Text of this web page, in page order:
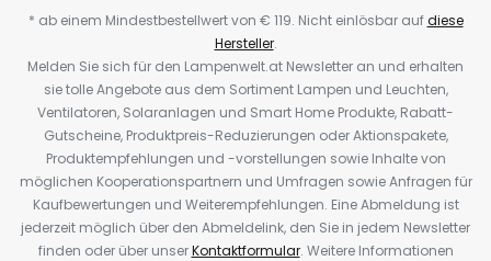
* ab einem Mindestbestellwert von € 119. Nicht einlösbar aufdiese
Hersteller.
Melden Sie sich für den Lampenwelt.at Newsletter an und erhalten
sie tolle Angebote aus dem Sortiment Lampen und Leuchten,
Ventilatoren, Solaranlagen und Smart Home Produkte, Rabatt-
Gutscheine, Produktpreis-Reduzierungen oder Aktionspakete,
Produktempfehlungen und -vorstellungen sowie Inhalte von
möglichen Kooperationspartnern und Umfragen sowie Anfragen für
Kaufbewertungen und Weiterempfehlungen. Eine Abmeldung ist
jederzeit möglich über den Abmeldelink, den Sie in jedem Newsletter
finden oder über unserKontaktformular. Weitere Informationen